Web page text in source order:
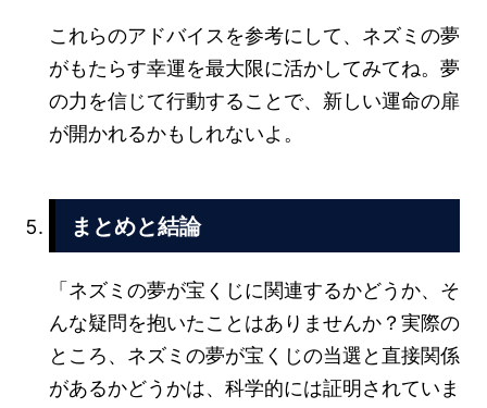
これらのアドバイスを参考にして、ネズミの夢
がもたらす幸運を最大限に活かしてみてね。夢
の力を信じて行動することで、新しい運命の扉
が開かれるかもしれないよ。
まとめと結論
「ネズミの夢が宝くじに関連するかどうか、そ
んな疑問を抱いたことはありませんか？実際の
ところ、ネズミの夢が宝くじの当選と直接関係
があるかどうかは、科学的には証明されていま